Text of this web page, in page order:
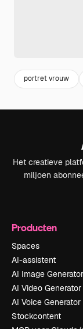
portret vrouw
Het creatieve
miljoen
Producten
Spaces
AI-assistent
AI Image Generator
AI Video Generator
AI Voice Generator
Stockcontent